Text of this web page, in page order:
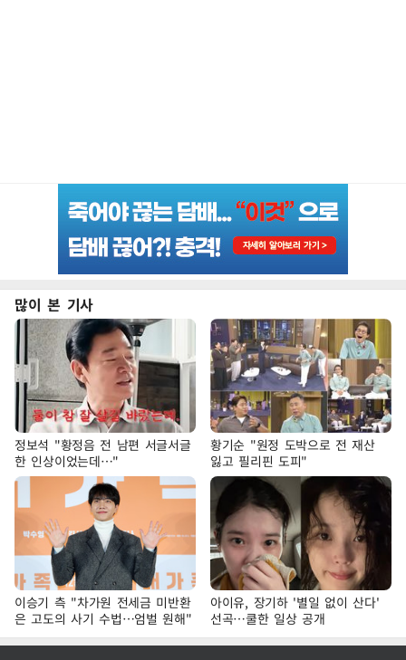
많이 본 기사
정보석 "황정음 전 남편 서글서글
한 인상이었는데…"
황기순 "원정 도박으로 전 재산
잃고 필리핀 도피"
이승기 측 "차가원 전세금 미반환
은 고도의 사기 수법…엄벌 원해"
아이유, 장기하 '별일 없이 산다'
선곡…쿨한 일상 공개